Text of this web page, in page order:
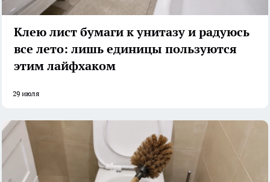
Клею лист бумаги к унитазу и радуюсь
все лето: лишь единицы пользуются
этим лайфхаком
29 июля